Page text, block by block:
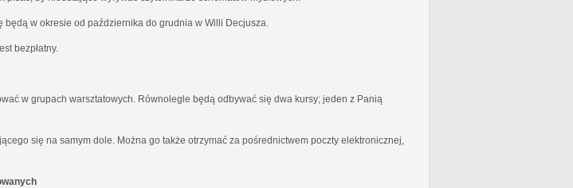
będą w okresie od października do grudnia w Willi Decjusza.
bezpłatny.
w grupach warsztatowych. Równolegle będą odbywać się dwa kursy; jeden z Panią
się na samym dole. Można go także otrzymać za pośrednictwem poczty elektronicznej,